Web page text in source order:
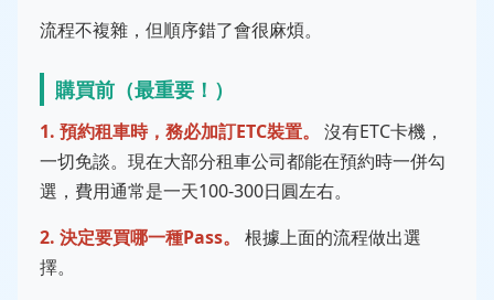
流程不複雜，但順序錯了會很麻煩。
購買前（最重要！）
1. 預約租車時，務必加訂ETC裝置。
沒有ETC卡機，
一切免談。現在大部分租車公司都能在預約時一併勾
選，費用通常是一天100-300日圓左右。
2. 決定要買哪一種Pass。
根據上面的流程做出選
擇。